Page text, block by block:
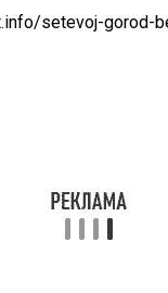
setevoj-gorod-